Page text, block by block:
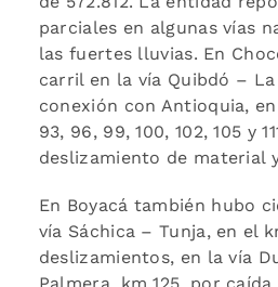
parciales en algunas vías
las fuertes lluvias. En
carril en la vía Quibdó – La
conexión con Antioquia,
93, 96, 99, 100, 102, 105 y
deslizamiento de material
En Boyacá también hubo
vía Sáchica – Tunja, en el
deslizamientos, en la vía